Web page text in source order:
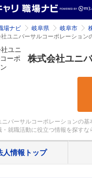
場ナビ 岐阜県 岐阜市
ユニバーサルコーポレーション
株式会社ユニ
ニバーサルコーポレーションの
・就職活動に役立つ情報を探すな
人情報 トップ